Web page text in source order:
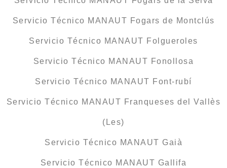
Servicio Técnico MANAUT Fogars de Montclús
Servicio Técnico MANAUT Folgueroles
Servicio Técnico MANAUT Fonollosa
Servicio Técnico MANAUT Font-rubí
Servicio Técnico MANAUT Franqueses del Vallès
(Les)
Servicio Técnico MANAUT Gaià
Servicio Técnico MANAUT Gallifa